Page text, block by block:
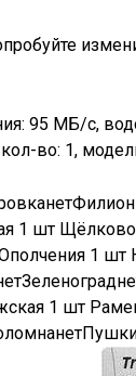
95 МБ/с,
во: 1,
нетФилион
1 шт Щёлково
1 шт
Зеленоград
1 шт
нет